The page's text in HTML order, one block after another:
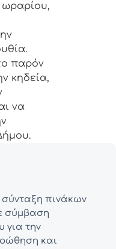
ωραρίου,
παρόν
κηδεία,
να
σύνταξη πινάκων
σύμβαση
για την
και